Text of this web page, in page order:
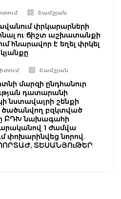
Շամշյան
փրկարարների
ու ճիշտ աշխատանքի
հնարավոր է եղել փրկել
կյանքը
Շամշյան
մարզի ընդհանուր
դատարանի
նստավայրի շենքի
բզկտված
ԲԴԽ նախագահի
1 ժամվա
փոխարինվեց նորով.
ՏԵՍԱՆՅՈւԹԵՐ